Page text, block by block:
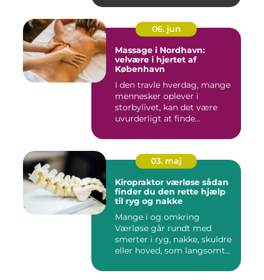
06. jun
Massage i Nordhavn:
velvære i hjertet af
København
I den travle hverdag, mange
mennesker oplever i
storbylivet, kan det være
uvurderligt at finde...
03. maj
Kiropraktor værløse sådan
finder du den rette hjælp
til ryg og nakke
Mange i og omkring
Værløse går rundt med
smerter i ryg, nakke, skuldre
eller hoved, som langsomt